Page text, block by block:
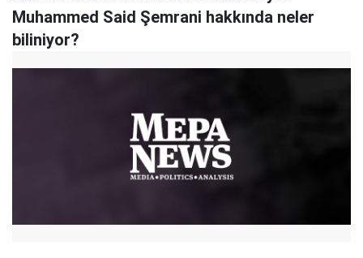
Muhammed Said Şemrani hakkında neler
biliniyor?